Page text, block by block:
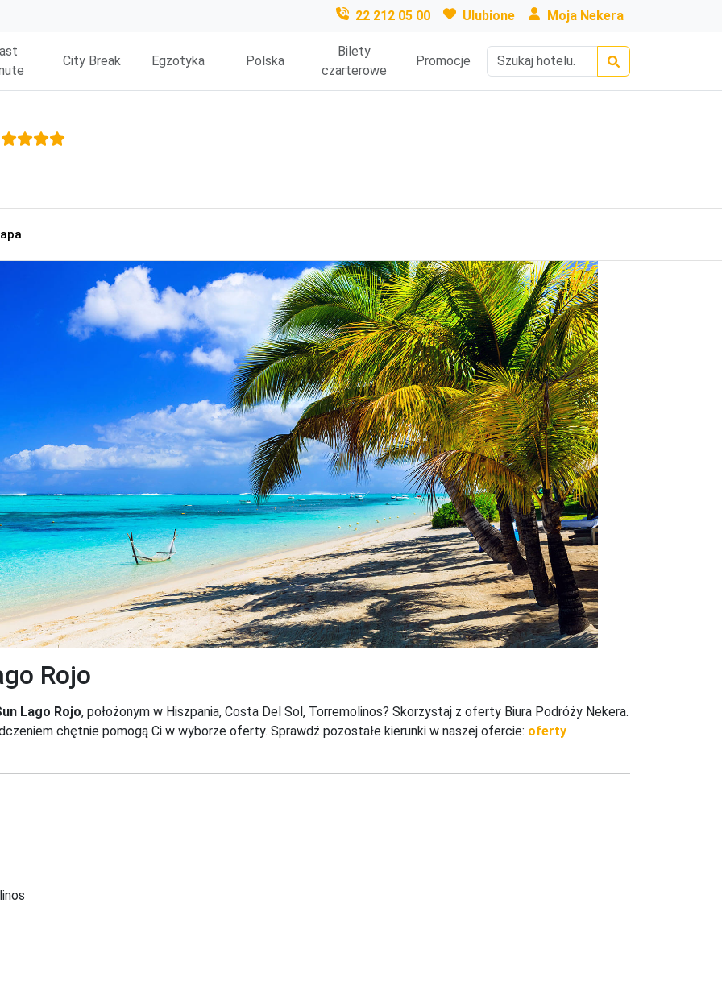
22 212 05 00 Ulubione Moja Nekera
City Break Egzotyka Polska
Bilety
czarterowe
Promocje
Next
Rojo
Lago Rojo, położonym w Hiszpania, Costa Del Sol, Torremolinos? Skorzystaj z oferty Biura Podróży Nekera.
chętnie pomogą Ci w wyborze oferty. Sprawdź pozostałe kierunki w naszej ofercie: oferty